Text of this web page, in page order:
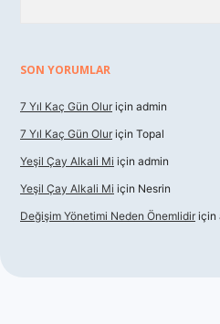
SON YORUMLAR
7 Yıl Kaç Gün Olur için admin
7 Yıl Kaç Gün Olur için Topal
Yeşil Çay Alkali Mi için admin
Yeşil Çay Alkali Mi için Nesrin
Değişim Yönetimi Neden Önemlidir için